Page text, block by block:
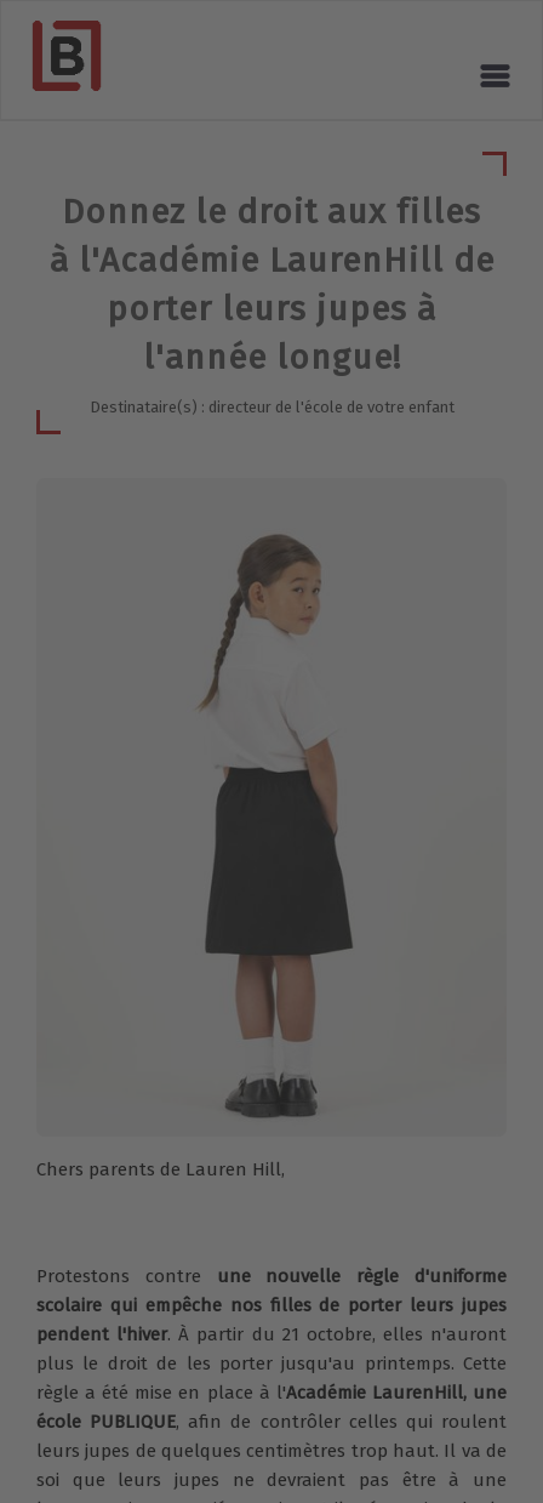
Donnez le droit aux filles
à l'Académie LaurenHill de
porter leurs jupes à
l'année longue!
Destinataire(s) : directeur de l'école de votre enfant
Chers parents de Lauren Hill,
Protestons contre une nouvelle règle d'uniforme
scolaire qui empêche nos filles de porter leurs jupes
pendent l'hiver. À partir du 21 octobre, elles n'auront
plus le droit de les porter jusqu'au printemps. Cette
règle a été mise en place à l'Académie LaurenHill, une
école PUBLIQUE, afin de contrôler celles qui roulent
leurs jupes de quelques centimètres trop haut. Il va de
soi que leurs jupes ne devraient pas être à une